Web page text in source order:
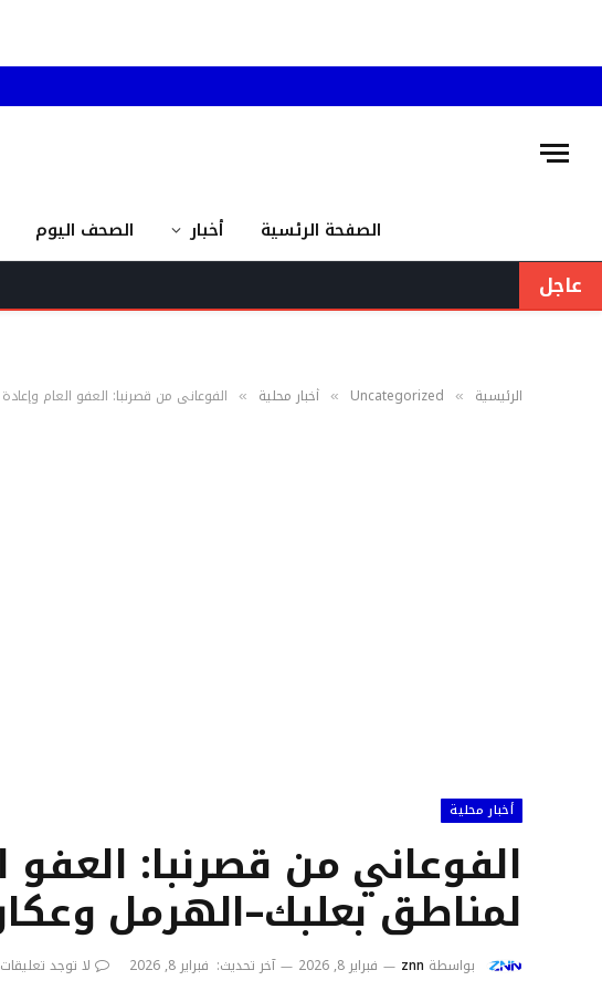
الصفحة الرئسية أخبار الصحف اليوم
عاجل
الرئيسية »
Uncategorized
» أخبار محلية » الفوعاني من قصرنبا: العفو العام
أخبار محلية
الفوعاني من قصرنبا: العفو
لمناطق بعلبك–الهرمل
بواسطة znn فبراير 8, 2026 آخر تحديث: فبراير 8, 2026 لا توجد تعليقات